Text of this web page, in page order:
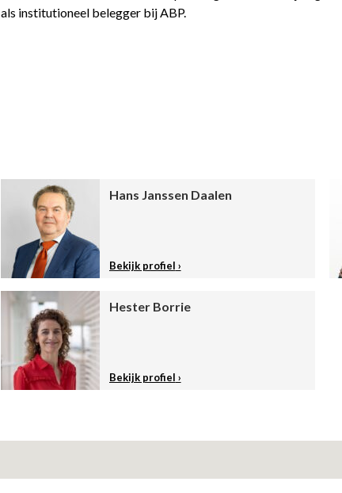
als institutioneel belegger bij ABP.
Hans Janssen Daalen
Bekijk profiel
Hester Borrie
Bekijk profiel